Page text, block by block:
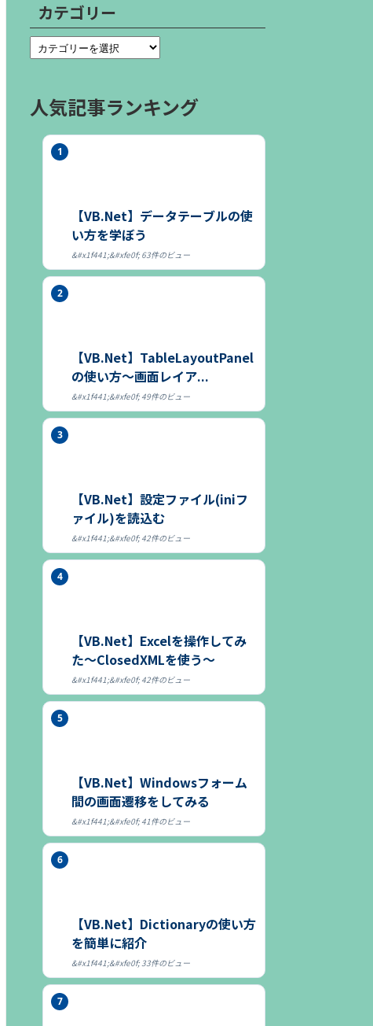
カテゴリー
人気記事ランキング
【VB.Net】データテーブルの使
い方を学ぼう
63件のビュー
【VB.Net】TableLayoutPanel
の使い方～画面レイア...
49件のビュー
【VB.Net】設定ファイル(iniフ
ァイル)を読込む
42件のビュー
【VB.Net】Excelを操作してみ
た～ClosedXMLを使う～
42件のビュー
【VB.Net】Windowsフォーム
間の画面遷移をしてみる
41件のビュー
【VB.Net】Dictionaryの使い方
を簡単に紹介
33件のビュー